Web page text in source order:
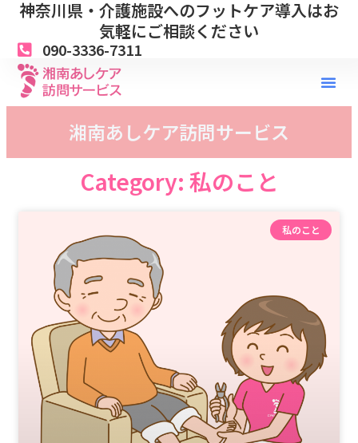
ッ
神奈川県・介護施設へのフットケア導入はお
気軽にご相談ください
090-3336-7311
湘南あしケア訪問サービス
Category: 私のこと
私のこと